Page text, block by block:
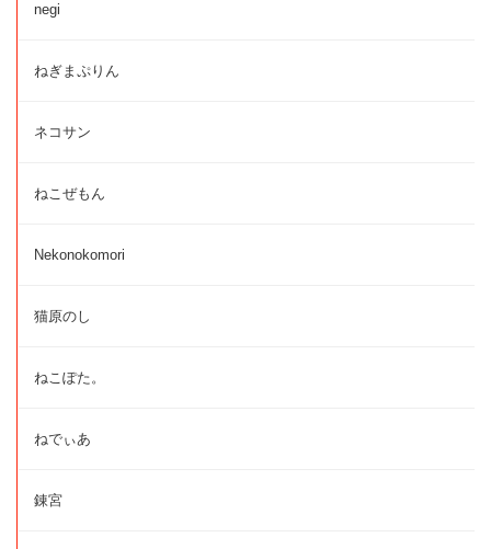
negi
ねぎまぷりん
ネコサン
ねこぜもん
Nekonokomori
猫原のし
ねこぽた。
ねでぃあ
錬宮